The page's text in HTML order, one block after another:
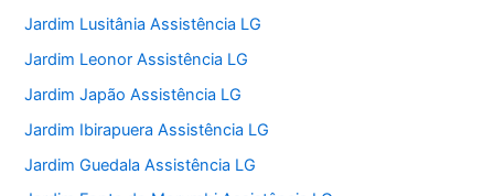
Jardim Lusitânia Assistência LG
Jardim Leonor Assistência LG
Jardim Japão Assistência LG
Jardim Ibirapuera Assistência LG
Jardim Guedala Assistência LG